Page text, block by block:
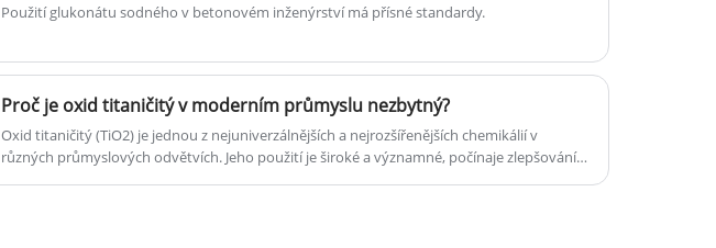
Použití glukonátu sodného v betonovém inženýrství má přísné standardy.
Proč je oxid titaničitý v moderním průmyslu nezbytný?
Oxid titaničitý (TiO2) je jednou z nejuniverzálnějších a nejrozšířenějších chemikálií v
různých průmyslových odvětvích. Jeho použití je široké a významné, počínaje zlepšováním